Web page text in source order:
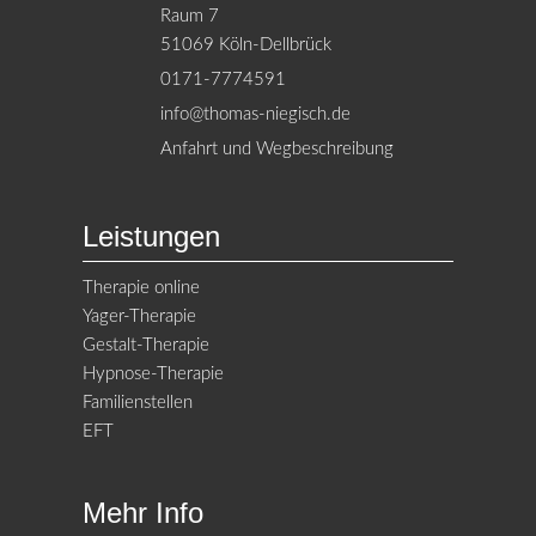
Raum 7
51069 Köln-Dellbrück
0171-7774591
info@thomas-niegisch.de
Anfahrt und Wegbeschreibung
Leistungen
Therapie online
Yager-Therapie
Gestalt-Therapie
Hypnose-Therapie
Familienstellen
EFT
Mehr Info